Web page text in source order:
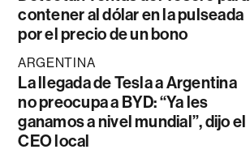
contener al dólar en la pulseada
por el precio de un bono
ARGENTINA
La llegada de Tesla a Argentina
no preocupa a BYD: “Ya les
ganamos a nivel mundial”, dijo el
CEO local